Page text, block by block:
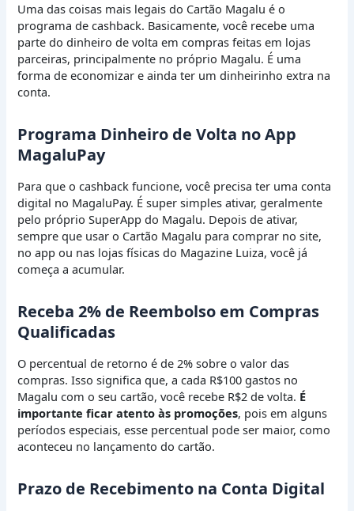
Uma das coisas mais legais do Cartão Magalu é o
programa de cashback. Basicamente, você recebe uma
parte do dinheiro de volta em compras feitas em lojas
parceiras, principalmente no próprio Magalu. É uma
forma de economizar e ainda ter um dinheirinho extra na
conta.
Programa Dinheiro de Volta no App
MagaluPay
Para que o cashback funcione, você precisa ter uma conta
digital no MagaluPay. É super simples ativar, geralmente
pelo próprio SuperApp do Magalu. Depois de ativar,
sempre que usar o Cartão Magalu para comprar no site,
no app ou nas lojas físicas do Magazine Luiza, você já
começa a acumular.
Receba 2% de Reembolso em Compras
Qualificadas
O percentual de retorno é de 2% sobre o valor das
compras. Isso significa que, a cada R$100 gastos no
Magalu com o seu cartão, você recebe R$2 de volta. É
importante ficar atento às promoções, pois em alguns
períodos especiais, esse percentual pode ser maior, como
aconteceu no lançamento do cartão.
Prazo de Recebimento na Conta Digital